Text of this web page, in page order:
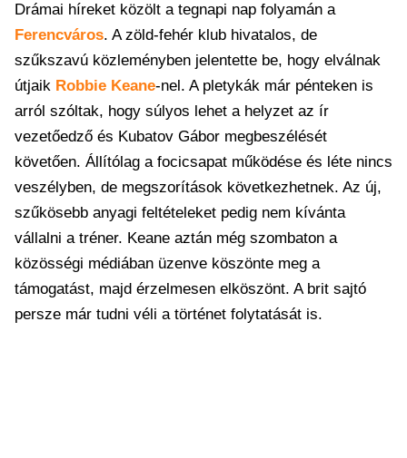
Drámai híreket közölt a tegnapi nap folyamán a
Ferencváros. A zöld-fehér klub hivatalos, de
szűkszavú közleményben jelentette be, hogy elválnak
útjaik Robbie Keane-nel. A pletykák már pénteken is
arról szóltak, hogy súlyos lehet a helyzet az ír
vezetőedző és Kubatov Gábor megbeszélését
követően. Állítólag a focicsapat működése és léte nincs
veszélyben, de megszorítások következhetnek. Az új,
szűkösebb anyagi feltételeket pedig nem kívánta
vállalni a tréner. Keane aztán még szombaton a
közösségi médiában üzenve köszönte meg a
támogatást, majd érzelmesen elköszönt. A brit sajtó
persze már tudni véli a történet folytatását is.